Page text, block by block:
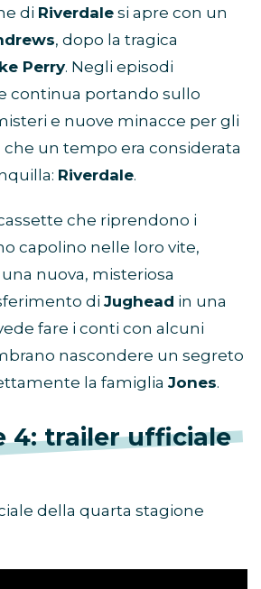
di Riverdale si apre con un
, dopo la tragica
Perry. Negli episodi
continua portando sullo
e nuove minacce per gli
un tempo era considerata
Riverdale.
che riprendono i
capolino nelle loro vite,
nuova, misteriosa
di Jughead in una
fare i conti con alcuni
nascondere un segreto
la famiglia Jones.
4: trailer ufficiale
della quarta stagione